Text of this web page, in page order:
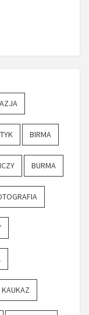
AZJA
BIRMA
BURMA
KAUKAZ